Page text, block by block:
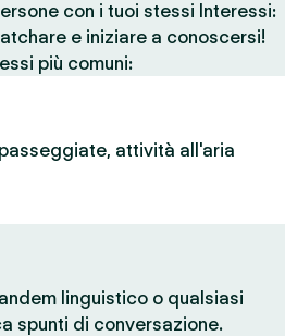
con i tuoi stessi Interessi:
e iniziare a conoscersi!
più comuni:
attività all'aria
linguistico o qualsiasi
spunti di conversazione.